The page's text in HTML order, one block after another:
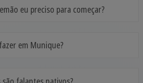
eu preciso para começar?
em Munique?